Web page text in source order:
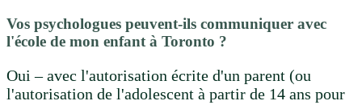
Vos psychologues peuvent-ils communiquer avec
l'école de mon enfant à Toronto ?
Oui – avec l'autorisation écrite d'un parent (ou
l'autorisation de l'adolescent à partir de 14 ans pour